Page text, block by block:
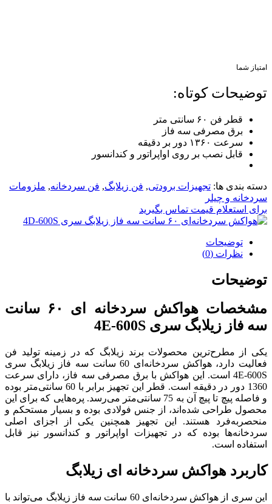
امتیاز شما
توضیحات کوتاه:
قطر فن ۶۰ سانتی متر
برق مصرفی سه فاز
سرعت ۱۳۶۰ دور بر دقیقه
قابل نصب بر روی اواپراتور و کندانسور
دسته بندی ها: تجهیزات برودتی, فن زیلابگ, فن سردخانه, ملزومات
سردخانه و چیلر
برای استعلام قیمت تماس بگیرید
توضیحات
نظرات (0)
توضیحات
مشخصات هواکش سردخانه ‌ای ۶۰ سانت
سه فاز زیلابگ سری 4E-600S
یکی از مطرح‌ترین محصولات برند زیلابگ که در زمینه تولید فن
فعالیت دارد، هواکش سردخانه‌ای 60 سانت سه فاز زیلابگ سری
4E-600S است. این هواکش با برق مصرفی سه فاز، دارای سرعت
1360 دور در دقیقه است. قطر این تجهیز برابر با 60 سانتی‌متر بوده
و فاصله پیچ تا پیچ آن به 75 سانتی‌متر می‌رسد. پره‌هایی که برای این
محصول طراحی شده‌اند، از جنس فولادی بوده و بسیار مستحکم و
منحصربه‌فرد هستند. این تجهیز همچنین یکی از اجزای اصلی
سردخانه‌ها بوده که در تجهیزات اواپراتور و کندانسور نیز قابل
استفاده است.
کاربرد هواکش سردخانه ‌ای زیلابگ
این سری از هواکش سردخانه‌ای 60 سانت سه فاز زیلابگ می‌تواند با